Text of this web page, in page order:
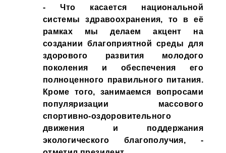
- Что касается национальной
системы здравоохранения, то в её
рамках мы делаем акцент на
создании благоприятной среды для
здорового развития молодого
поколения и обеспечения его
полноценного правильного питания.
Кроме того, занимаемся вопросами
популяризации массового
спортивно-оздоровительного
движения и поддержания
экологического благополучия, -